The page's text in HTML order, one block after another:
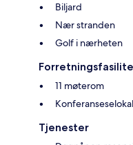
Biljard
Nær stranden
Golf i nærheten
11 møterom
Tjenester